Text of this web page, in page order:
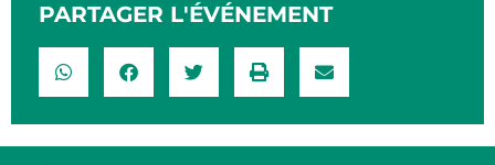
PARTAGER L'ÉVÉNEMENT​